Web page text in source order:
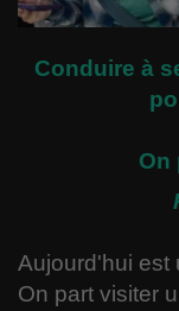
Conduire à
On
Aujourd'hui est
On part visiter